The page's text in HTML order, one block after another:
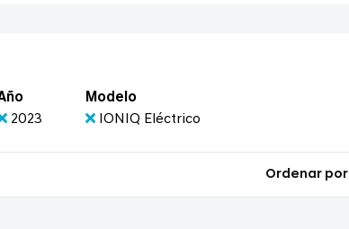
2023
Modelo
IONIQ Eléctrico
Ordenar por